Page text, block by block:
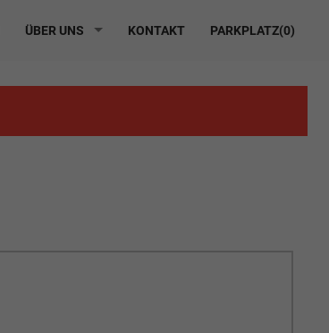
ÜBER UNS KONTAKT PARKPLATZ(0)